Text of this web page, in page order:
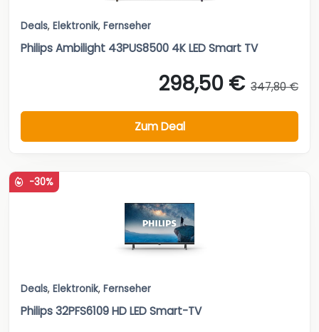
Deals, Elektronik, Fernseher
Philips Ambilight 43PUS8500 4K LED Smart TV
298,50 € 347,80 €
Zum Deal
-30%
Deals, Elektronik, Fernseher
Philips 32PFS6109 HD LED Smart-TV